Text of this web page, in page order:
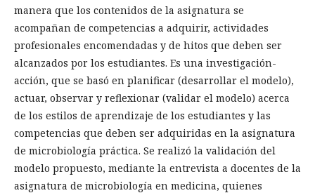
manera que los contenidos de la asignatura se
acompañan de competencias a adquirir, actividades
profesionales encomendadas y de hitos que deben ser
alcanzados por los estudiantes. Es una investigación-
acción, que se basó en planificar (desarrollar el modelo),
actuar, observar y reflexionar (validar el modelo) acerca
de los estilos de aprendizaje de los estudiantes y las
competencias que deben ser adquiridas en la asignatura
de microbiología práctica. Se realizó la validación del
modelo propuesto, mediante la entrevista a docentes de la
asignatura de microbiología en medicina, quienes